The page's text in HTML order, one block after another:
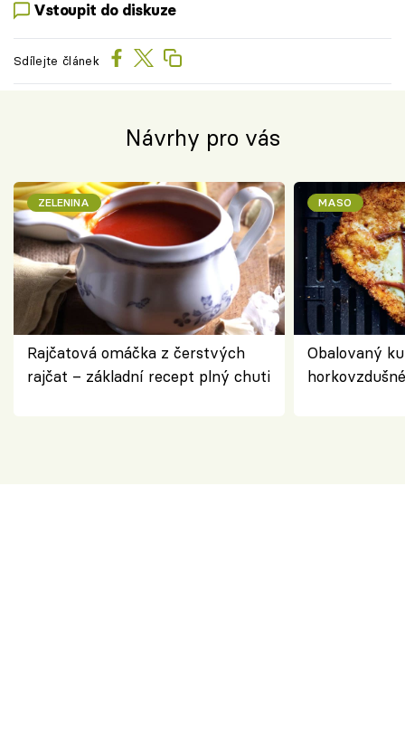
Vstoupit do diskuze
Sdílejte článek
Návrhy pro vás
ZELENINA
Rajčatová omáčka z čerstvých
rajčat – základní recept plný chuti
MASO
Obalovaný